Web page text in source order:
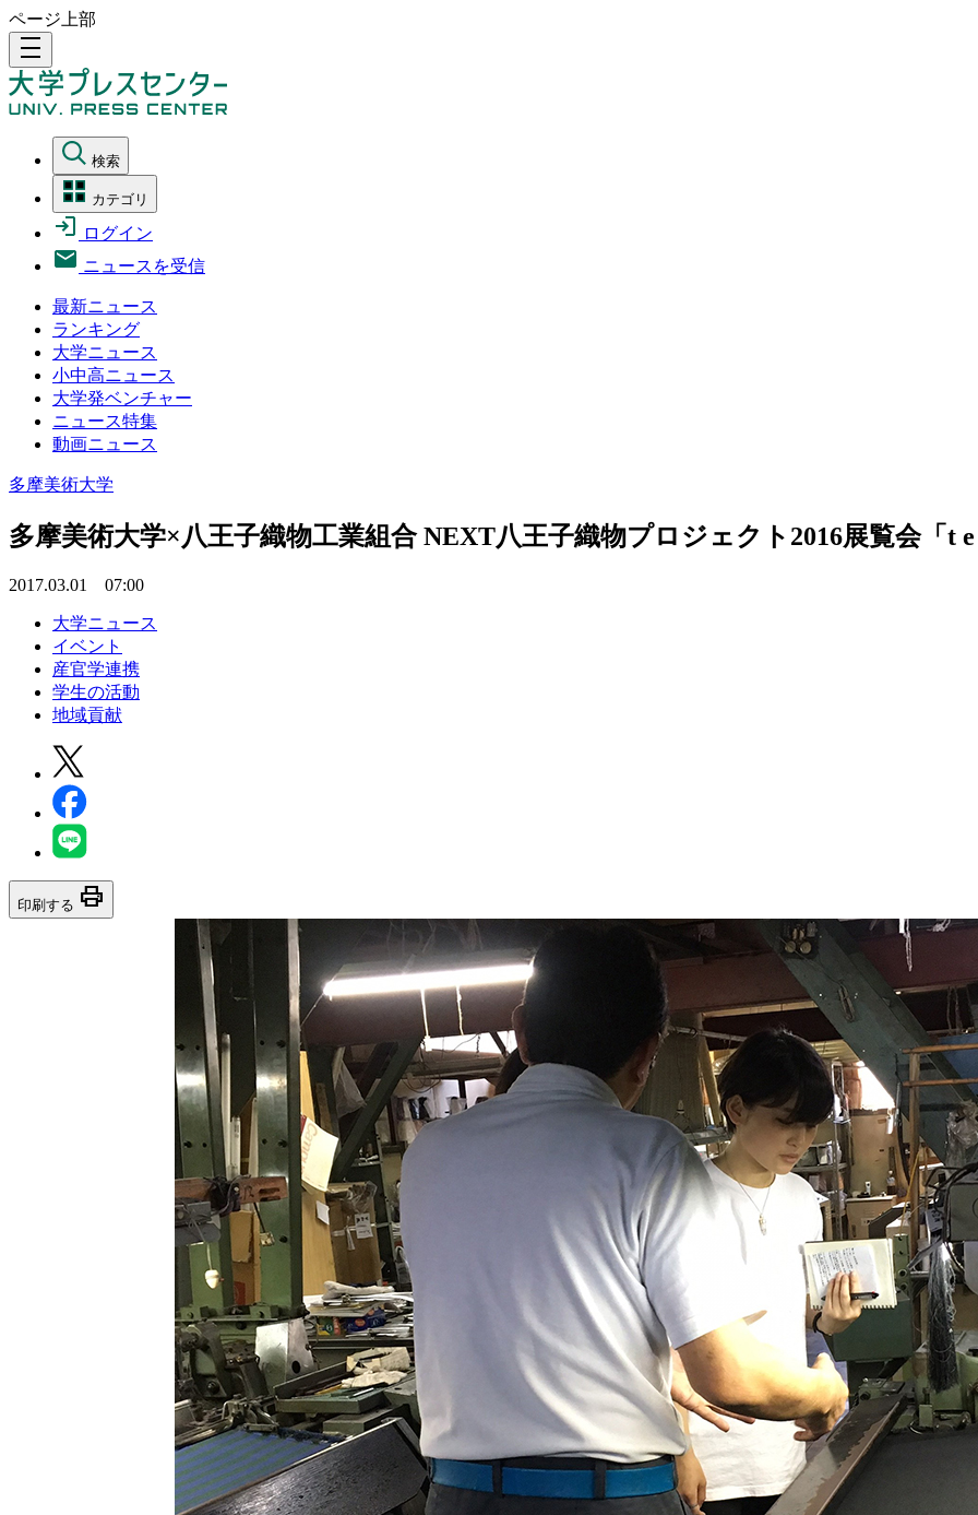
ページ上部
density_medium
検索
カテゴリ
ログイン
ニュースを受信
最新ニュース
ランキング
大学ニュース
小中高ニュース
大学発ベンチャー
ニュース特集
動画ニュース
多摩美術大学
多摩美術大学×八王子織物工業組合 NEXT八王子織物プロジェクト2016展覧会「t
2017.03.01 07:00
大学ニュース
イベント
産官学連携
学生の活動
地域貢献
印刷する print